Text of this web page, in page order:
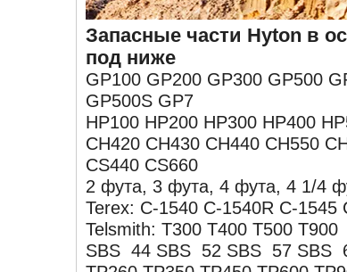
Запасные части Hyton в
под ниже
GP100 GP200 GP300 GP500
GP500S GP7
HP100 HP200 HP300 HP400
CH420 CH430 CH440 CH550
CS440 CS660
2 фута, 3 фута, 4 фута, 4 1/4
Terex: C-1540 C-1540R C-
Telsmith: T300 T400 T500
SBS 44 SBS 52 SBS 57 SBS